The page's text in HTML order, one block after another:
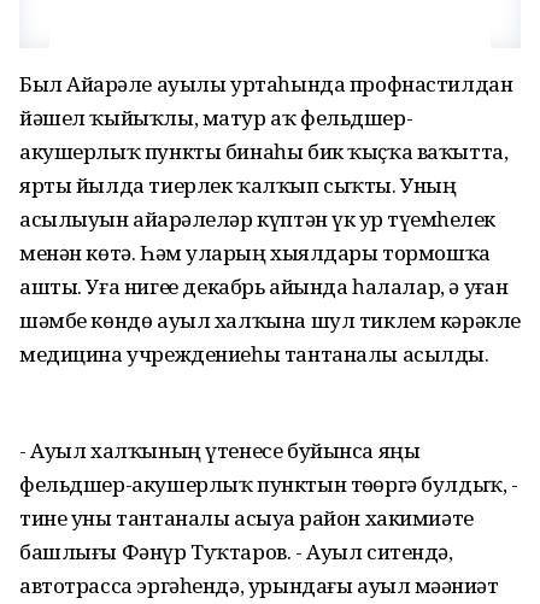
Был Айҙарәле ауылы уртаһында профнастилдан
йәшел ҡыйыҡлы, матур аҡ фельдшер-
акушерлыҡ пункты бинаһы бик ҡыҫҡа ваҡытта,
ярты йылда тиерлек ҡалҡып сыҡты. Уның
асылыуын айҙарәлеләр күптән үк ҙур түҙемһеҙлек
менән көтә. Һәм уларҙың хыялдары тормошҡа
ашты. Уға нигеҙҙе декабрь айында һалалар, ә уҙған
шәмбе көндө ауыл халҡына шул тиклем кәрәкле
медицина учреждениеһы тантаналы асылды.
- Ауыл халҡының үтенесе буйынса яңы
фельдшер-акушерлыҡ пунктын төҙөргә булдыҡ, -
тине уны тантаналы асыуҙа район хакимиәте
башлығы Фәнүр Туҡтаров. - Ауыл ситендә,
автотрасса эргәһендә, урындағы ауыл мәҙәниәт